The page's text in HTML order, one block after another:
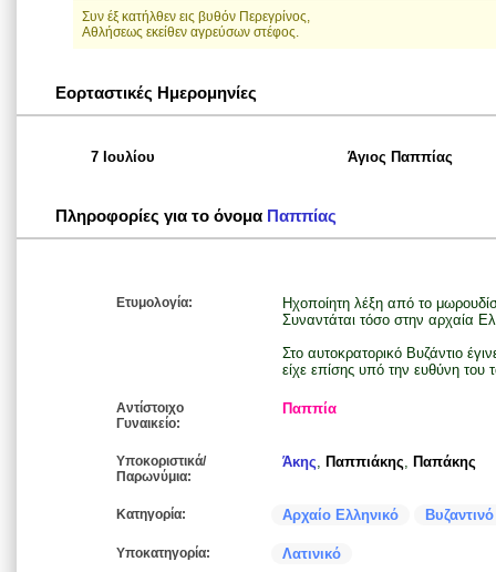
Συν έξ κατήλθεν εις βυθόν Περεγρίνος,
Aθλήσεως εκείθεν αγρεύσων στέφος.
Εορταστικές Ημερομηνίες
7 Ιουλίου Άγιος Παππίας
Πληροφορίες για το όνομα Παππίας
Ετυμολογία:
Ηχοποίητη λέξη από το
Συναντάται τόσο στην αρχαία
Στο αυτοκρατορικό Βυζάντιο
είχε επίσης υπό την ευθύνη του
Αντίστοιχο
Γυναικείο:
Παππία
Υποκοριστικά/
Παρωνύμια:
Άκης, Παππιάκης, Παπάκης
Κατηγορία: Αρχαίο Ελληνικό Βυζαντινό
Υποκατηγορία: Λατινικό